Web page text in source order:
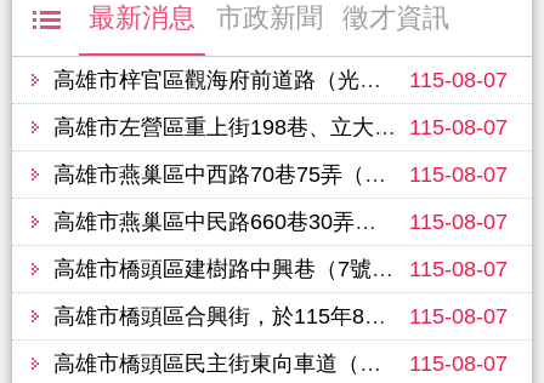
最新消息 市政新聞 徵才資訊
115-08-07
高雄市梓官區觀海府前道路（光明路163巷至光明路109巷），於115年8月12日進行路面改善工程，敬請行經車輛提前改道並注意行車安全
115-08-07
高雄市左營區重上街198巷、立大路、重愛路（華夏路至文學路）單車道、富國路450巷，預定於115年8月14日進行路面改善工程，敬請行經車輛提前改道並注意行車安全
115-08-07
高雄市燕巢區中西路70巷75弄（70巷至65弄10號），於115年8月10日進行路面改善工程，敬請行經車輛提前改道並注意行車安全
115-08-07
高雄市燕巢區中民路660巷30弄（2號至弄底），於115年8月10日進行路面改善工程，敬請行經車輛提前改道並注意行車安全
115-08-07
高雄市橋頭區建樹路中興巷（7號至19號），於115年8月11日進行路面改善工程，敬請行經車輛提前改道並注意行車安全
115-08-07
高雄市橋頭區合興街，於115年8月11日進行路面改善工程，敬請行經車輛提前改道並注意行車安全
115-08-07
高雄市橋頭區民主街東向車道（白樹路六合巷至樹德路208巷），於115年8月11日進行路面改善工程，敬請行經車輛提前改道並注意行車安全